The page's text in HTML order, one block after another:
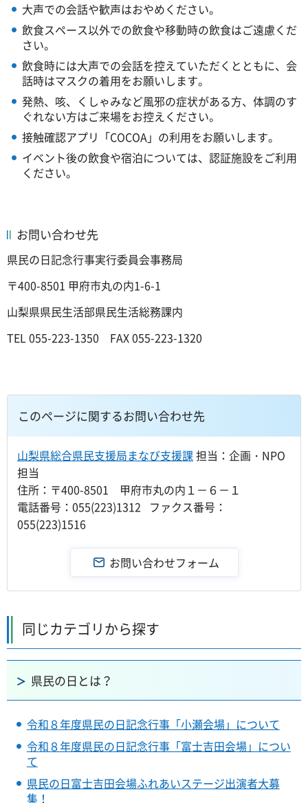
大声での会話や歓声はおやめください。
飲食スペース以外での飲食や移動時の飲食はご遠慮くだ
さい。
飲食時には大声での会話を控えていただくとともに、会
話時はマスクの着用をお願いします。
発熱、咳、くしゃみなど風邪の症状がある方、体調のす
ぐれない方はご来場をお控えください。
接触確認アプリ「COCOA」の利用をお願いします。
イベント後の飲食や宿泊については、認証施設をご利用
ください。
お問い合わせ先
県民の日記念行事実行委員会事務局
〒400-8501 甲府市丸の内1-6-1
山梨県県民生活部県民生活総務課内
TEL 055-223-1350 FAX 055-223-1320
このページに関するお問い合わせ先
山梨県総合県民支援局まなび支援課担当：企画・NPO
担当
住所：〒400-8501 甲府市丸の内１－６－１
電話番号：055(223)1312 ファクス番号：
055(223)1516
同じカテゴリから探す
県民の日とは？
令和８年度県民の日記念行事「小瀬会場」について
令和８年度県民の日記念行事「富士吉田会場」につい
て
県民の日富士吉田会場ふれあいステージ出演者大募
集！